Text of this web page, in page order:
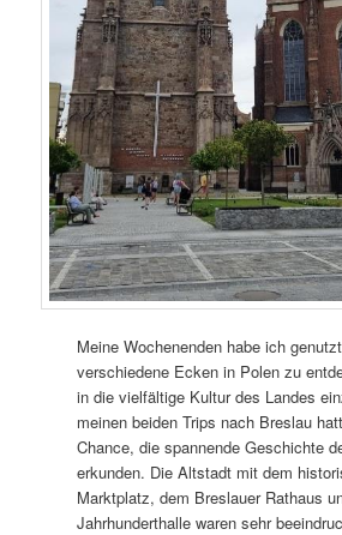
Meine Wochenenden habe ich
verschiedene Ecken in Polen zu
in die vielfältige Kultur des Landes
meinen beiden Trips nach Breslau
Chance, die spannende Geschichte
erkunden. Die Altstadt mit dem
Marktplatz, dem Breslauer Rathaus
Jahrhunderthalle waren sehr